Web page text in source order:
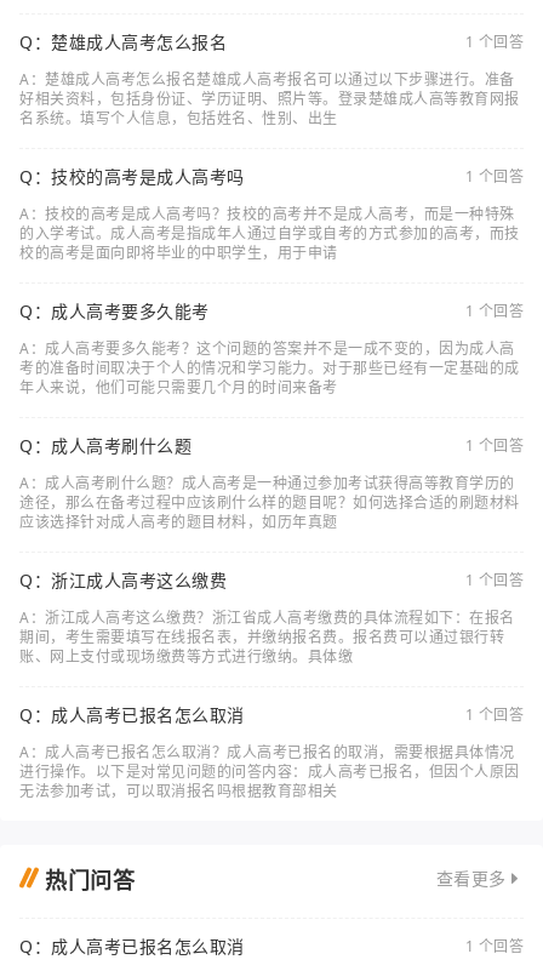
Q：楚雄成人高考怎么报名
1 个回答
A：楚雄成人高考怎么报名楚雄成人高考报名可以通过以下步骤进行。准备
好相关资料，包括身份证、学历证明、照片等。登录楚雄成人高等教育网报
名系统。填写个人信息，包括姓名、性别、出生
Q：技校的高考是成人高考吗
1 个回答
A：技校的高考是成人高考吗？技校的高考并不是成人高考，而是一种特殊
的入学考试。成人高考是指成年人通过自学或自考的方式参加的高考，而技
校的高考是面向即将毕业的中职学生，用于申请
Q：成人高考要多久能考
1 个回答
A：成人高考要多久能考？这个问题的答案并不是一成不变的，因为成人高
考的准备时间取决于个人的情况和学习能力。对于那些已经有一定基础的成
年人来说，他们可能只需要几个月的时间来备考
Q：成人高考刷什么题
1 个回答
A：成人高考刷什么题？成人高考是一种通过参加考试获得高等教育学历的
途径，那么在备考过程中应该刷什么样的题目呢？如何选择合适的刷题材料
应该选择针对成人高考的题目材料，如历年真题
Q：浙江成人高考这么缴费
1 个回答
A：浙江成人高考这么缴费？浙江省成人高考缴费的具体流程如下：在报名
期间，考生需要填写在线报名表，并缴纳报名费。报名费可以通过银行转
账、网上支付或现场缴费等方式进行缴纳。具体缴
Q：成人高考已报名怎么取消
1 个回答
A：成人高考已报名怎么取消？成人高考已报名的取消，需要根据具体情况
进行操作。以下是对常见问题的问答内容：成人高考已报名，但因个人原因
无法参加考试，可以取消报名吗根据教育部相关
热门问答 查看更多
Q：成人高考已报名怎么取消
1 个回答